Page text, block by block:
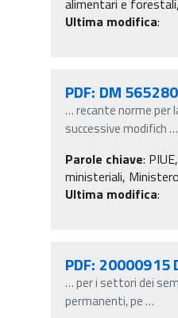
Ultima modifica:
PDF: DM
…recante norme per
successive modifich…
Parole chiave:
ministeriali,
Ultima modifica:
PDF: 20000915
…per i settori dei
permanenti, pe…